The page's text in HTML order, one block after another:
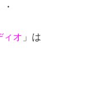
ィオ 」は